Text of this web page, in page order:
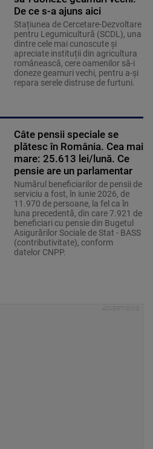
De ce s-a ajuns aici
Stațiunea de Cercetare-Dezvoltare
pentru Legumicultură (SCDL), una
dintre cele mai cunoscute și
apreciate instituții din agricultura
românească, cere oamenilor să-i
doneze geamuri vechi, pentru a-și
repara serele distruse de furtuni.
Câte pensii speciale se
plătesc în România. Cea mai
mare: 25.613 lei/lună. Ce
pensie are un parlamentar
Numărul beneficiarilor de pensii de
serviciu a fost, în iunie 2026, de
11.970 de persoane, la fel ca în
luna precedentă, din care 7.921 de
beneficiari cu pensie din Bugetul
Asigurărilor Sociale de Stat - BASS
(contributivitate), conform
datelor CNPP.